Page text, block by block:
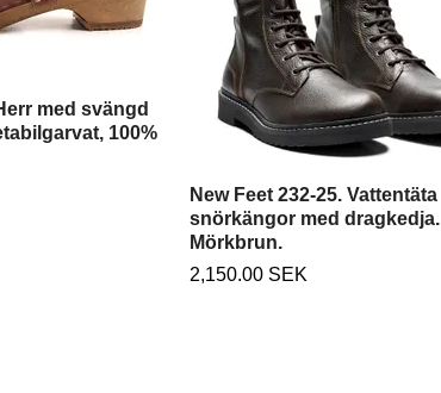
med svängd
100%
New Feet 232-25. Vattentäta
snörkängor med dragkedja.
Mörkbrun.
2,150.00 SEK